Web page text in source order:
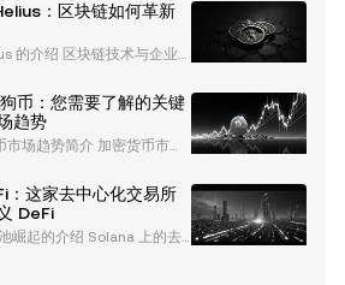
：区块链如何革新
的介绍 区块链技术与企业
融体系，其中代币化成为创
这家具有前瞻性的公司，正
态系统重新定义财务管理并
入探讨了 Helius 如何通过
金融。 什么是代币化及其重
资产转换为区块链上的数
币：您需要了解的关键
趋势
场趋势简介 加密货币市场
比特币和狗狗币因其独特特
。本篇文章深入分析了技术
造这些数字资产未来的潜在
投资者还是好奇的初学者，
加密货币领域至关重要。 S
技术分析 比特币：窄幅震荡
：这家去中心化交易所
DeFi
崛起的介绍 Solana 上的去
统正在经历一场变革，而 H
键角色。作为一家暗池去中